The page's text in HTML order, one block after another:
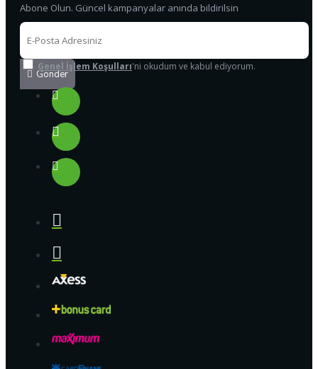
Abone Olun. Güncel kampanyalar anında bildirilsin
Gönder
Genel İşlem Koşulları'ni okudum ve kabul ediyorum.